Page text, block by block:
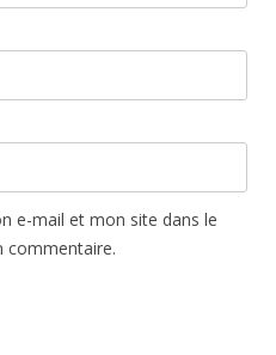
e-mail et mon site dans le
commentaire.